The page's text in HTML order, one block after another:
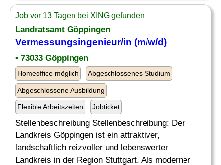
Job vor 13 Tagen bei XING gefunden
Landratsamt Göppingen
Vermessungsingenieur/in (m/w/d)
• 73033 Göppingen
Homeoffice möglich Abgeschlossenes Studium
Abgeschlossene Ausbildung
Flexible Arbeitszeiten Jobticket
Stellenbeschreibung Stellenbeschreibung: Der
Landkreis Göppingen ist ein attraktiver,
landschaftlich reizvoller und lebenswerter
Landkreis in der Region Stuttgart. Als moderner